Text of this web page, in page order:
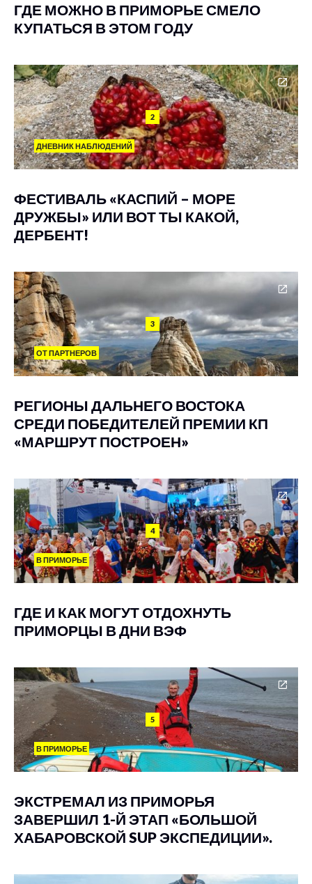
ГДЕ МОЖНО В ПРИМОРЬЕ СМЕЛО
КУПАТЬСЯ В ЭТОМ ГОДУ
2
ДНЕВНИК НАБЛЮДЕНИЙ
ФЕСТИВАЛЬ «КАСПИЙ – МОРЕ
ДРУЖБЫ» ИЛИ ВОТ ТЫ КАКОЙ,
ДЕРБЕНТ!
3
ОТ ПАРТНЕРОВ
РЕГИОНЫ ДАЛЬНЕГО ВОСТОКА
СРЕДИ ПОБЕДИТЕЛЕЙ ПРЕМИИ КП
«МАРШРУТ ПОСТРОЕН»
4
В ПРИМОРЬЕ
ГДЕ И КАК МОГУТ ОТДОХНУТЬ
ПРИМОРЦЫ В ДНИ ВЭФ
5
В ПРИМОРЬЕ
ЭКСТРЕМАЛ ИЗ ПРИМОРЬЯ
ЗАВЕРШИЛ 1-Й ЭТАП «БОЛЬШОЙ
ХАБАРОВСКОЙ SUP ЭКСПЕДИЦИИ».